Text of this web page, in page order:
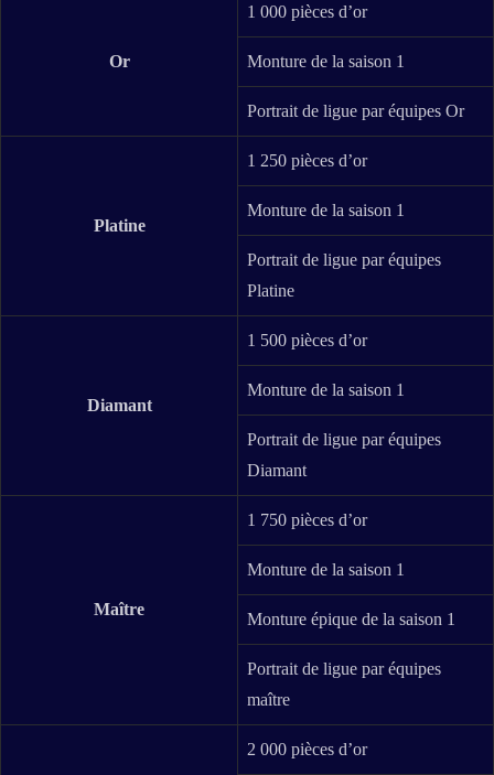
Or
1 000 pièces d’or
Monture de la saison 1
Portrait de ligue par équipes Or
Platine
1 250 pièces d’or
Monture de la saison 1
Portrait de ligue par équipes
Platine
Diamant
1 500 pièces d’or
Monture de la saison 1
Portrait de ligue par équipes
Diamant
Maître
1 750 pièces d’or
Monture de la saison 1
Monture épique de la saison 1
Portrait de ligue par équipes
maître
2 000 pièces d’or